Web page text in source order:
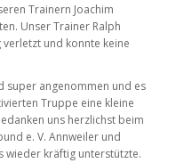
Trainern Joachim
Unser Trainer Ralph
und konnte keine
super angenommen und es
Truppe eine kleine
uns herzlichst beim
e. V. Annweiler und
wieder kräftig unterstützte.